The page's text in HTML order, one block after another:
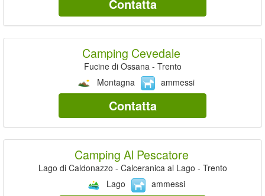
Contatta
Camping Cevedale
Fucine di Ossana - Trento
Montagna
ammessi
Contatta
Camping Al Pescatore
Lago di Caldonazzo - Calceranica al Lago - Trento
Lago
ammessi